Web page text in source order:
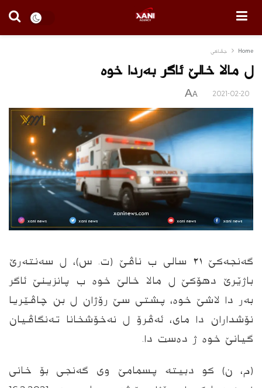
Home جڤاكی
ل مالا خالێ ئاگر به‌ردا خوه‌
2021-02-20
A
A
گەنجەکێ ٢١ سالی ب ناڤێ (ت. س)، ل سەنتەرێ
باژێرێ دهۆکێ ل مالا خالێ خوه‌ ب پانزینێ ئاگر
بەر دا لاشێ خوه‌، پشتی سێ رۆژان ل بن چاڤێریا
نۆشداران دا مای، ئەڤرۆ ل نەخۆشخانا تەنگاڤیان
گیانێ خوه‌ ژ دەست دا.
(م، ن) کو دبیتە پسمامێ وی گەنجی بۆ خانی